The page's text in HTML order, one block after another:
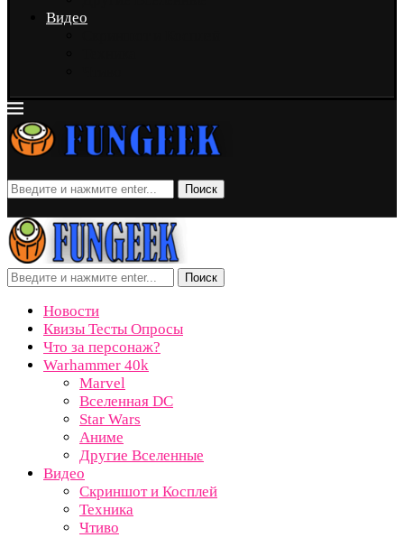
Видео
Поиск
Поиск
Новости
Квизы Тесты Опросы
Что за персонаж?
Warhammer 40k
Marvel
Вселенная DC
Star Wars
Аниме
Другие Вселенные
Видео
Скриншот и Косплей
Техника
Чтиво